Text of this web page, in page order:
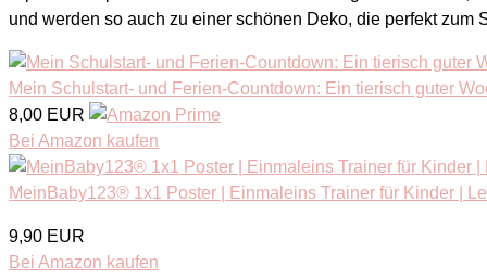
und werden so auch zu einer schönen Deko, die perfekt zum
Mein Schulstart- und Ferien-Countdown: Ein tierisch guter
8,00 EUR
Bei Amazon kaufen
MeinBaby123® 1x1 Poster | Einmaleins Trainer für Kinder |
9,90 EUR
Bei Amazon kaufen